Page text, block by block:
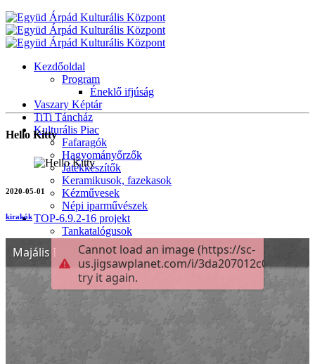
Kezdőoldal
Program
Éneklő ifjúság
Vaszary Képtár
TiTi Táncház
Kulturális Piac
Fafaragók
Hagyományőrzők
Játékkészítők
Keramikusok, fazekasok
Kézművesek
Népi iparművészek
TOP-6.9.2-16 projekt
Tankatalógusok
Helytörténeti kiadvány
Egyéb kulturális programok
Generációk közötti tudásátadás
Művelődő közösségek
Részvételi fórumok
Tájékoztató projekttevékenységről
Adatvédelmi tájékoztató
Közérdekű információk
Adatkezelési tájékoztató
Rendezvényeinkről
Hello Kitty
2020-05-01
kirakók